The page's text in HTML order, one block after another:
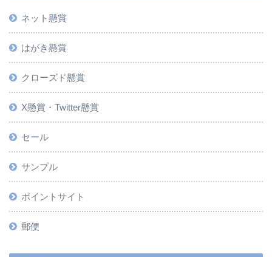
ネット懸賞
はがき懸賞
クローズド懸賞
X懸賞・Twitter懸賞
セール
サンプル
ポイントサイト
郵便